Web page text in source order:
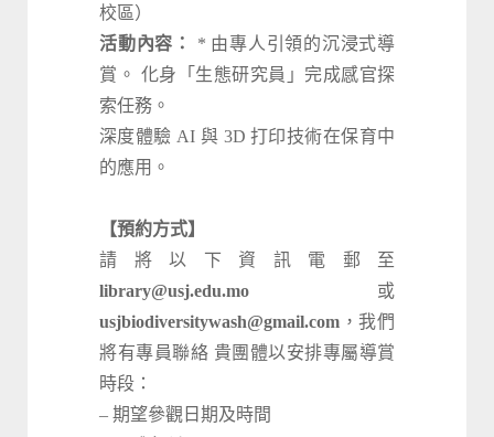
校區）
活動內容：
* 由專人引領的沉浸式導
賞。 化身「生態研究員」完成感官探
索任務。
深度體驗 AI 與 3D 打印技術在保育中
的應用。
【預約方式】
請將以下資訊電郵至
library@usj.edu.mo 或
usjbiodiversitywash@gmail.com ，我們
將有專員聯絡 貴團體以安排專屬導賞
時段：
– 期望參觀日期及時間